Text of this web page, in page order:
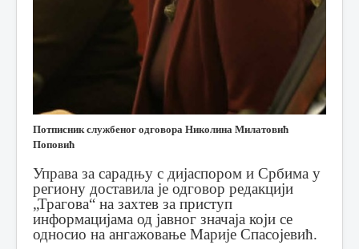
Потписник службеног одговора Николина Милатовић
Поповић
Управа за сарадњу с дијаспором и Србима у
региону доставила је одговор редакцији
„Трагова“ на захтев за приступ
информацијама од јавног значаја који се
односио на ангажовање Марије Спасојевић.